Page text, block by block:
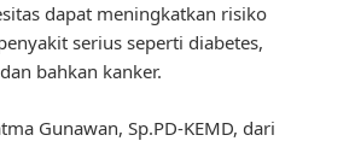
dapat meningkatkan risiko
serius seperti diabetes,
bahkan kanker.
Gunawan, Sp.PD-KEMD, dari